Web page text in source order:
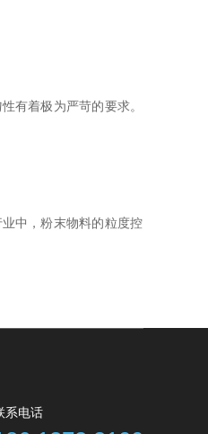
有着极为严苛的要求。
中，粉末物料的粒度控
系电话